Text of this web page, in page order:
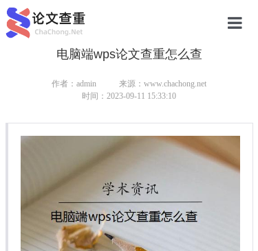
研究生论
电脑端wps论文查重怎么查
作者：admin
来源：www.chachong.net
时间：2023-09-11 15:33:10